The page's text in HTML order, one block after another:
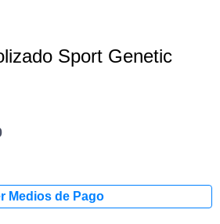
Sport Genetic